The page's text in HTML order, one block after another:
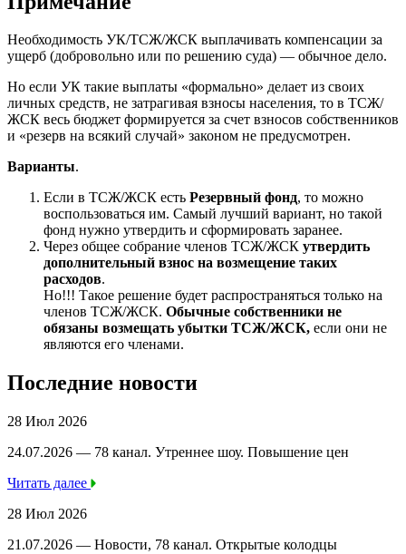
Необходимость УК/ТСЖ/ЖСК выплачивать компенсации за
ущерб (добровольно или по решению суда) — обычное дело.
Но если УК такие выплаты «формально» делает из своих
личных средств, не затрагивая взносы населения, то в ТСЖ/
ЖСК весь бюджет формируется за счет взносов собственников
и «резерв на всякий случай» законом не предусмотрен.
Варианты.
Если в ТСЖ/ЖСК есть Резервный фонд, то можно
воспользоваться им. Самый лучший вариант, но такой
фонд нужно утвердить и сформировать заранее.
Через общее собрание членов ТСЖ/ЖСК утвердить
дополнительный взнос на возмещение таких
расходов.
Но!!! Такое решение будет распространяться только на
членов ТСЖ/ЖСК. Обычные собственники не
обязаны возмещать убытки ТСЖ/ЖСК, если они не
являются его членами.
Последние новости
28 Июл 2026
24.07.2026 — 78 канал. Утреннее шоу. Повышение цен
Читать далее
28 Июл 2026
21.07.2026 — Новости, 78 канал. Открытые колодцы